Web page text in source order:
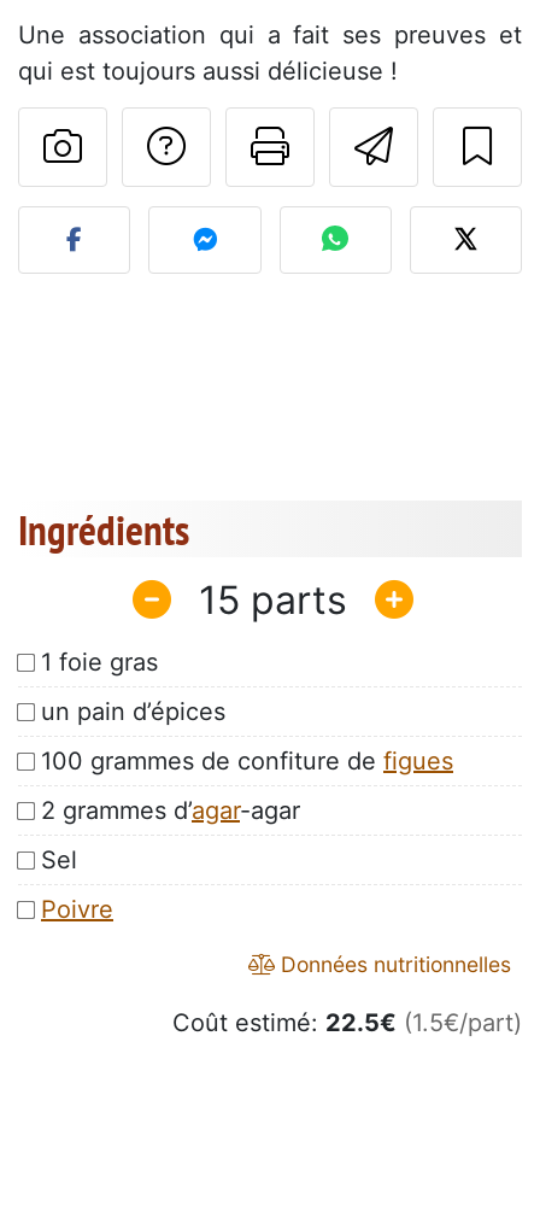
Une association qui a fait ses preuves et
qui est toujours aussi délicieuse !
Imprimer
Poser une
Publier votre photo de
Ingrédients
15
1 foie gras
un pain d’épices
100 grammes de confiture de figues
2 grammes d’agar-agar
Sel
Poivre
Données nutritionnelles
Coût estimé: 22.5€ (1.5€/part)